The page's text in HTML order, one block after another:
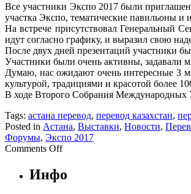
Все участники Экспо 2017 были
участка Экспо, тематические павильоны
На встрече присутствовал Генеральный
идут согласно графику, и выразил свою
После двух дней презентаций участники
Участники были очень активны, задавали
Думаю, нас ожидают очень интересные 3
культурой, традициями и красотой более
В ходе Второго Собрания Международных
Tags: астана перевод, перевод казахстан,
Posted in Астана, Выставки, Новости,
Форумы, Экспо 2017
Comments Off
Инфо